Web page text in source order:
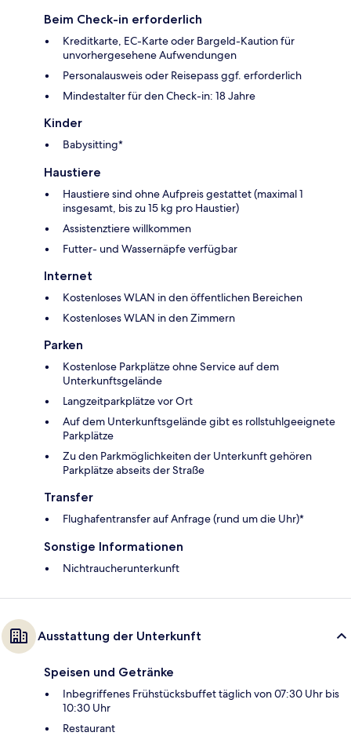
Beim Check-in erforderlich
Kreditkarte, EC-Karte oder Bargeld-Kaution für
unvorhergesehene Aufwendungen
Personalausweis oder Reisepass ggf. erforderlich
Mindestalter für den Check-in: 18 Jahre
Kinder
Babysitting*
Haustiere
Haustiere sind ohne Aufpreis gestattet (maximal 1
insgesamt, bis zu 15 kg pro Haustier)
Assistenztiere willkommen
Futter- und Wassernäpfe verfügbar
Internet
Kostenloses WLAN in den öffentlichen Bereichen
Kostenloses WLAN in den Zimmern
Parken
Kostenlose Parkplätze ohne Service auf dem
Unterkunftsgelände
Langzeitparkplätze vor Ort
Auf dem Unterkunftsgelände gibt es rollstuhlgeeignete
Parkplätze
Zu den Parkmöglichkeiten der Unterkunft gehören
Parkplätze abseits der Straße
Transfer
Flughafentransfer auf Anfrage (rund um die Uhr)*
Sonstige Informationen
Nichtraucherunterkunft
Ausstattung der Unterkunft
Speisen und Getränke
Inbegriffenes Frühstücksbuffet täglich von 07:30 Uhr bis
10:30 Uhr
Restaurant